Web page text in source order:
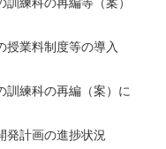
練科の再編等（案）
料制度等の導入
練科の再編（案）に
計画の進捗状況